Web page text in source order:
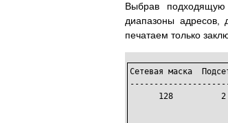
Выбрав
диапазоны адресов,
печатаем только
Сетевая маска
128